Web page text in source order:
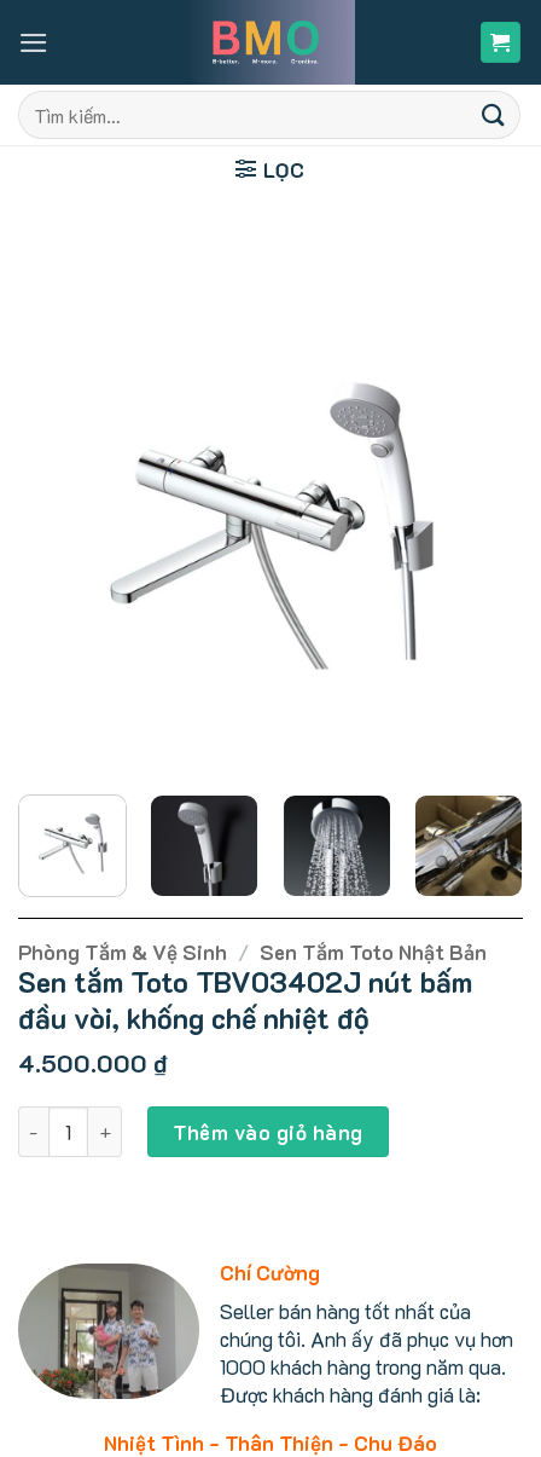
Tìm
kiếm:
LỌC
Phòng Tắm & Vệ Sinh / Sen Tắm Toto Nhật Bản
Sen tắm Toto TBV03402J nút bấm
đầu vòi, khống chế nhiệt độ
4.500.000 ₫
Sen tắm Toto TBV03402J nút bấm đầu vòi, khống chế
Thêm vào giỏ hàng
Chí Cường
Seller bán hàng tốt nhất của
chúng tôi. Anh ấy đã phục vụ hơn
1000 khách hàng trong năm qua.
Được khách hàng đánh giá là:
Nhiệt Tình - Thân Thiện - Chu Đáo